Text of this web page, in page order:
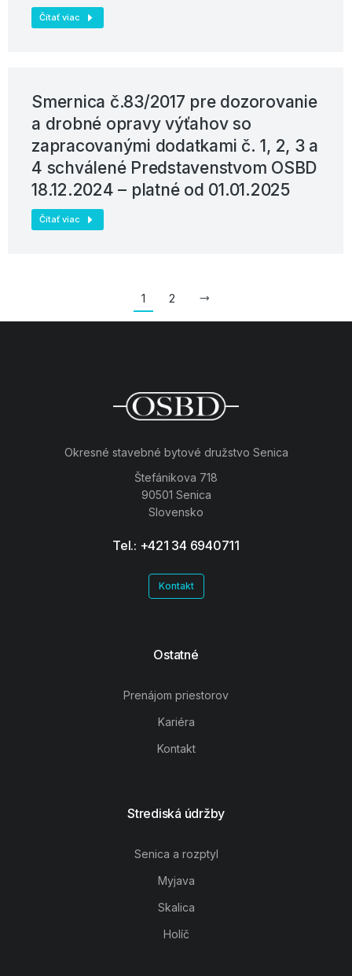
Čítať viac
Smernica č.83/2017 pre dozorovanie
a drobné opravy výťahov so
zapracovanými dodatkami č. 1, 2, 3 a
4 schválené Predstavenstvom OSBD
18.12.2024 – platné od 01.01.2025
Čítať viac
1 2
Okresné stavebné bytové družstvo Senica
Štefánikova 718
90501 Senica
Slovensko
Tel.: +421 34 6940711
Kontakt
Ostatné
Prenájom priestorov
Kariéra
Kontakt
Strediská údržby
Senica a rozptyl
Myjava
Skalica
Holíč